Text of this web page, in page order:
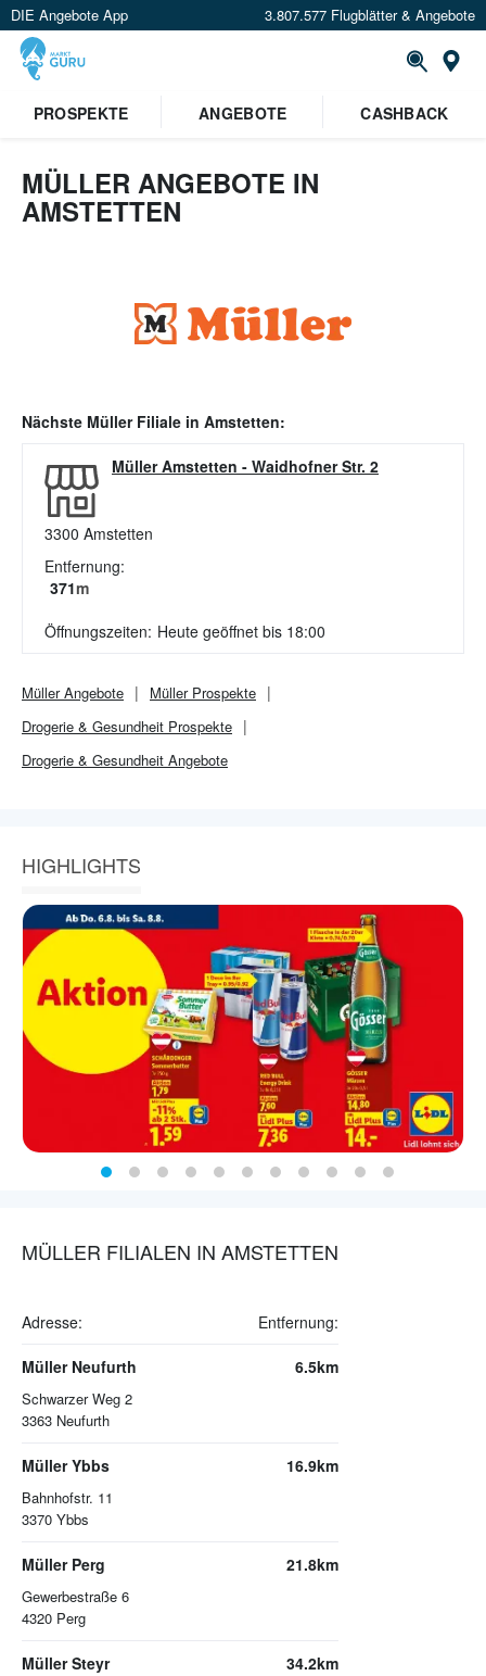
DIE Angebote App 3.807.577 Flugblätter & Angebote
PROSPEKTE
ANGEBOTE CASHBACK
MÜLLER ANGEBOTE IN
AMSTETTEN
Nächste MüllerFiliale in Amstetten:
Müller Amstetten - Waidhofner Str. 2
3300 Amstetten
Entfernung:
371m
Öffnungszeiten: Heute geöffnet bis 18:00
MüllerAngebote MüllerProspekte
Drogerie & Gesundheit Prospekte
Drogerie & Gesundheit Angebote
HIGHLIGHTS
MÜLLER FILIALEN IN AMSTETTEN
Adresse: Entfernung:
Müller Neufurth
Schwarzer Weg 2
3363 Neufurth
6.5km
Müller Ybbs
Bahnhofstr. 11
3370 Ybbs
16.9km
Müller Perg
Gewerbestraße 6
4320 Perg
21.8km
Müller Steyr 34.2km